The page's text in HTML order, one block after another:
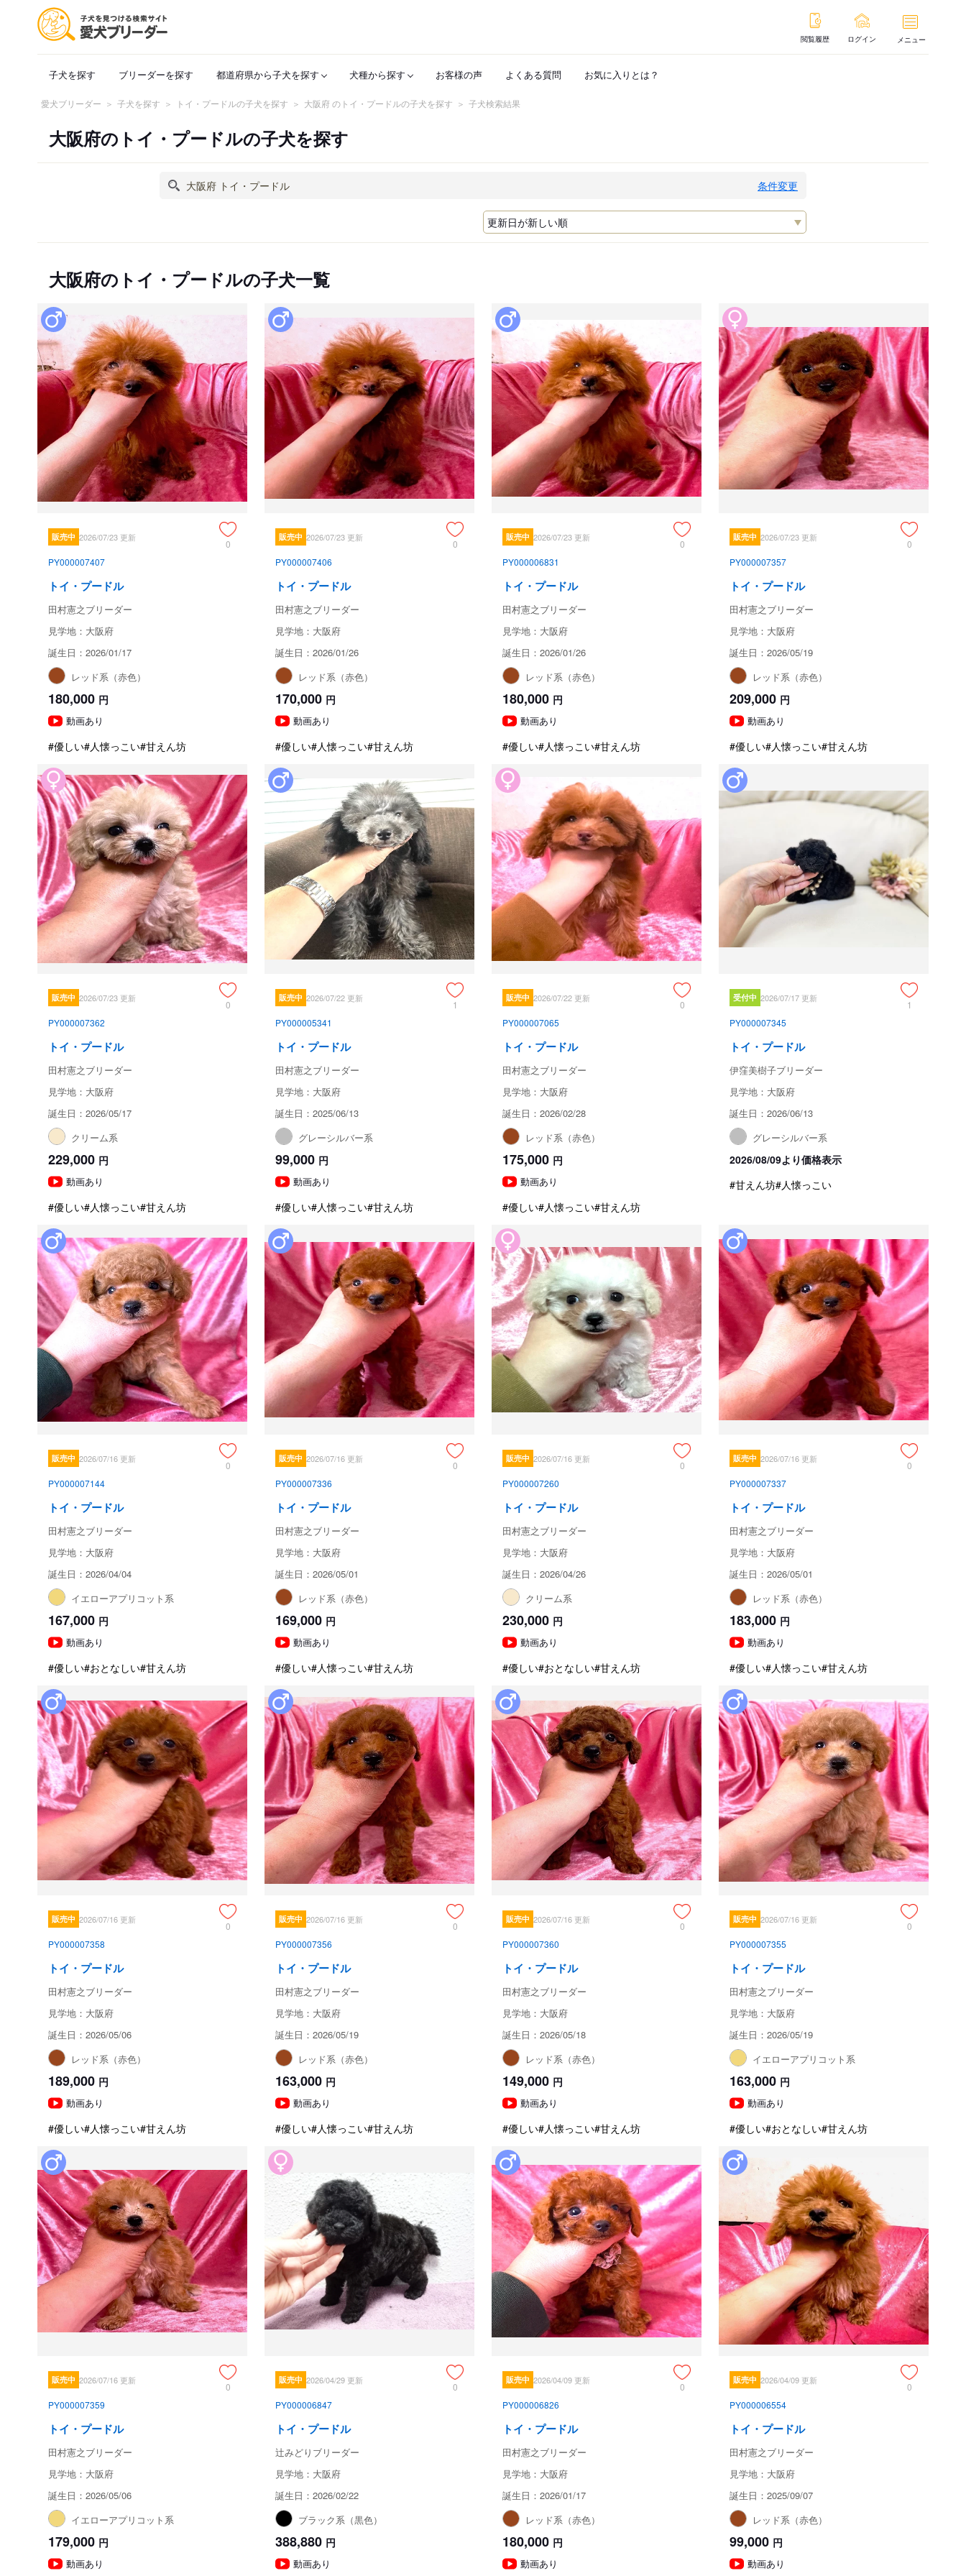
閲覧履歴 ログイン メニュー
子犬を探す ブリーダーを探す 都道府県から子犬を探す 犬種から探す お客様の声 よくある質問 お気に入りとは？
愛犬ブリーダー 子犬を探す トイ・プードルの子犬を探す 大阪府 のトイ・プードルの子犬を探す 子犬検索結果
大阪府のトイ・プードルの子犬を探す
条件変更
大阪府のトイ・プードルの子犬一覧
販売中 2026/07/23 更新
0
PY000007407
トイ・プードル
田村憲之ブリーダー
見学地：大阪府
誕生日：2026/01/17
レッド系（赤色）
180,000 円
動画あり
#優しい#人懐っこい#甘えん坊
販売中 2026/07/23 更新
0
PY000007406
トイ・プードル
田村憲之ブリーダー
見学地：大阪府
誕生日：2026/01/26
レッド系（赤色）
170,000 円
動画あり
#優しい#人懐っこい#甘えん坊
販売中 2026/07/23 更新
0
PY000006831
トイ・プードル
田村憲之ブリーダー
見学地：大阪府
誕生日：2026/01/26
レッド系（赤色）
180,000 円
動画あり
#優しい#人懐っこい#甘えん坊
販売中 2026/07/23 更新
0
PY000007357
トイ・プードル
田村憲之ブリーダー
見学地：大阪府
誕生日：2026/05/19
レッド系（赤色）
209,000 円
動画あり
#優しい#人懐っこい#甘えん坊
販売中 2026/07/23 更新
0
PY000007362
トイ・プードル
田村憲之ブリーダー
見学地：大阪府
誕生日：2026/05/17
クリーム系
229,000 円
動画あり
#優しい#人懐っこい#甘えん坊
販売中 2026/07/22 更新
1
PY000005341
トイ・プードル
田村憲之ブリーダー
見学地：大阪府
誕生日：2025/06/13
グレーシルバー系
99,000 円
動画あり
#優しい#人懐っこい#甘えん坊
販売中 2026/07/22 更新
0
PY000007065
トイ・プードル
田村憲之ブリーダー
見学地：大阪府
誕生日：2026/02/28
レッド系（赤色）
175,000 円
動画あり
#優しい#人懐っこい#甘えん坊
受付中 2026/07/17 更新
1
PY000007345
トイ・プードル
伊窪美樹子ブリーダー
見学地：大阪府
誕生日：2026/06/13
グレーシルバー系
2026/08/09より価格表示
#甘えん坊#人懐っこい
販売中 2026/07/16 更新
0
PY000007144
トイ・プードル
田村憲之ブリーダー
見学地：大阪府
誕生日：2026/04/04
イエローアプリコット系
167,000 円
動画あり
#優しい#おとなしい#甘えん坊
販売中 2026/07/16 更新
0
PY000007336
トイ・プードル
田村憲之ブリーダー
見学地：大阪府
誕生日：2026/05/01
レッド系（赤色）
169,000 円
動画あり
#優しい#人懐っこい#甘えん坊
販売中 2026/07/16 更新
0
PY000007260
トイ・プードル
田村憲之ブリーダー
見学地：大阪府
誕生日：2026/04/26
クリーム系
230,000 円
動画あり
#優しい#おとなしい#甘えん坊
販売中 2026/07/16 更新
0
PY000007337
トイ・プードル
田村憲之ブリーダー
見学地：大阪府
誕生日：2026/05/01
レッド系（赤色）
183,000 円
動画あり
#優しい#人懐っこい#甘えん坊
販売中 2026/07/16 更新
0
PY000007358
トイ・プードル
田村憲之ブリーダー
見学地：大阪府
誕生日：2026/05/06
レッド系（赤色）
189,000 円
動画あり
#優しい#人懐っこい#甘えん坊
販売中 2026/07/16 更新
0
PY000007356
トイ・プードル
田村憲之ブリーダー
見学地：大阪府
誕生日：2026/05/19
レッド系（赤色）
163,000 円
動画あり
#優しい#人懐っこい#甘えん坊
販売中 2026/07/16 更新
0
PY000007360
トイ・プードル
田村憲之ブリーダー
見学地：大阪府
誕生日：2026/05/18
レッド系（赤色）
149,000 円
動画あり
#優しい#人懐っこい#甘えん坊
販売中 2026/07/16 更新
0
PY000007355
トイ・プードル
田村憲之ブリーダー
見学地：大阪府
誕生日：2026/05/19
イエローアプリコット系
163,000 円
動画あり
#優しい#おとなしい#甘えん坊
販売中 2026/07/16 更新
0
PY000007359
トイ・プードル
田村憲之ブリーダー
見学地：大阪府
誕生日：2026/05/06
イエローアプリコット系
179,000 円
動画あり
販売中 2026/04/29 更新
0
PY000006847
トイ・プードル
辻みどりブリーダー
見学地：大阪府
誕生日：2026/02/22
ブラック系（黒色）
388,880 円
動画あり
販売中 2026/04/09 更新
0
PY000006826
トイ・プードル
田村憲之ブリーダー
見学地：大阪府
誕生日：2026/01/17
レッド系（赤色）
180,000 円
動画あり
販売中 2026/04/09 更新
0
PY000006554
トイ・プードル
田村憲之ブリーダー
見学地：大阪府
誕生日：2025/09/07
レッド系（赤色）
99,000 円
動画あり